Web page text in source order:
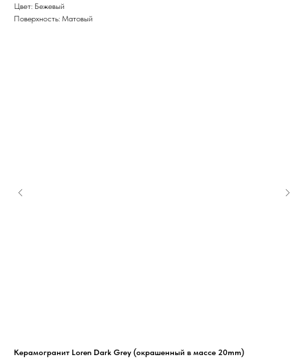
Цвет: Бежевый
Поверхность: Матовый
Керамогранит Loren Dark Grey (окрашенный в массе 20mm)